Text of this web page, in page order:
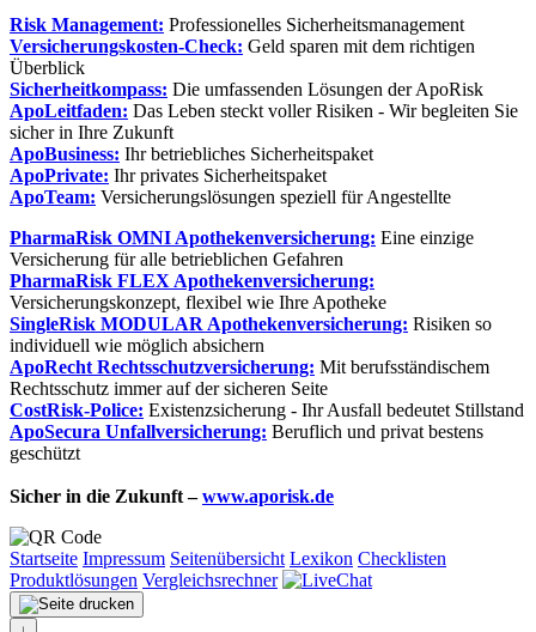
Risk Management: Professionelles Sicherheitsmanagement
Versicherungskosten-Check: Geld sparen mit dem richtigen
Überblick
Sicherheitkompass: Die umfassenden Lösungen der ApoRisk
ApoLeitfaden: Das Leben steckt voller Risiken - Wir begleiten Sie
sicher in Ihre Zukunft
ApoBusiness: Ihr betriebliches Sicherheitspaket
ApoPrivate: Ihr privates Sicherheitspaket
ApoTeam: Versicherungslösungen speziell für Angestellte
PharmaRisk OMNI Apothekenversicherung: Eine einzige
Versicherung für alle betrieblichen Gefahren
PharmaRisk FLEX Apothekenversicherung:
Versicherungskonzept, flexibel wie Ihre Apotheke
SingleRisk MODULAR Apothekenversicherung: Risiken so
individuell wie möglich absichern
ApoRecht Rechtsschutzversicherung: Mit berufsständischem
Rechtsschutz immer auf der sicheren Seite
CostRisk-Police: Existenzsicherung - Ihr Ausfall bedeutet Stillstand
ApoSecura Unfallversicherung: Beruflich und privat bestens
geschützt
Sicher in die Zukunft –www.aporisk.de
Startseite Impressum Seitenübersicht Lexikon Checklisten
Produktlösungen Vergleichsrechner